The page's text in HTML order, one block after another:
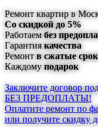
Ремонт квартир в
Со скидкой до 5%
Работаем без
Гарантиякачества
Ремонт в сжатые
Каждому подарок
Заключите договор
БЕЗ ПРЕДОПЛАТЫ!
Оплатите ремонт по
или получите скидку